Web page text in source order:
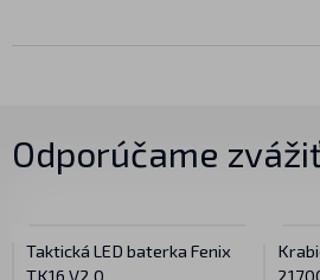
Odporúčame
Taktická LED baterka Fenix
TK16 V2.0